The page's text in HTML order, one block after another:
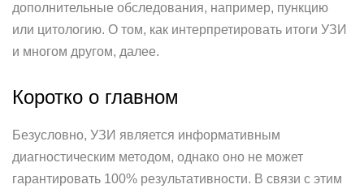
дополнительные обследования, например, пункцию
или цитологию. О том, как интерпретировать итоги УЗИ
и многом другом, далее.
Коротко о главном
Безусловно, УЗИ является информативным
диагностическим методом, однако оно не может
гарантировать 100% результативности. В связи с этим